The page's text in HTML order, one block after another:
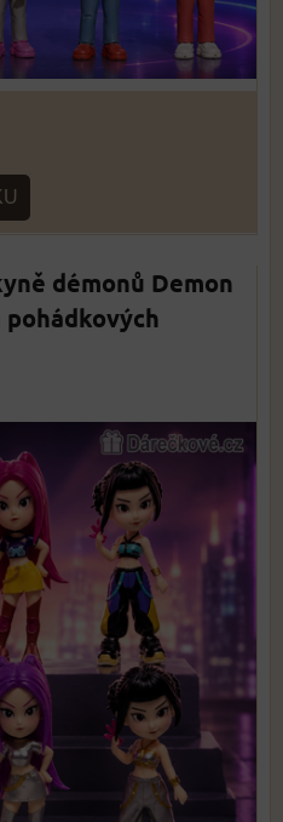
démonů Demon
pohádkových